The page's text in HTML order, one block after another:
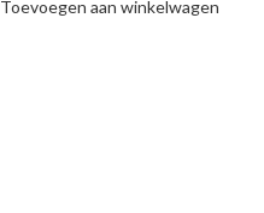
Toevoegen aan winkelwagen